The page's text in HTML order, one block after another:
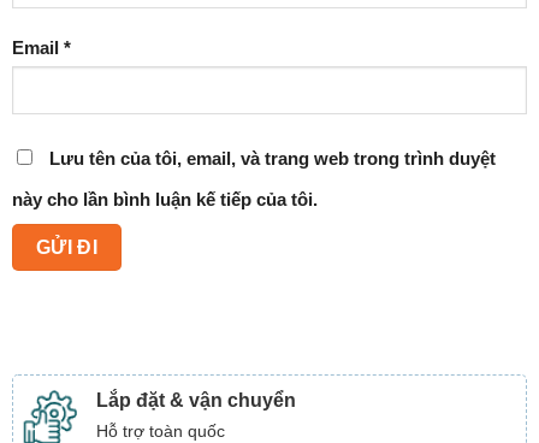
Email *
Lưu tên của tôi, email, và trang web trong trình duyệt
này cho lần bình luận kế tiếp của tôi.
Lắp đặt & vận chuyển
Hỗ trợ toàn quốc